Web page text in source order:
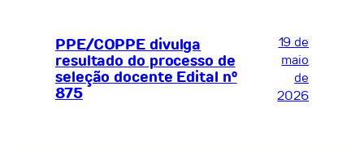
PPE/COPPE divulga
resultado do processo de
seleção docente Edital nº
875
19 de
maio
de
2026